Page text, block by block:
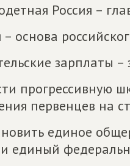
Россия –
– основа
зарплаты
прогрессивную
первенцев на
единое
единый